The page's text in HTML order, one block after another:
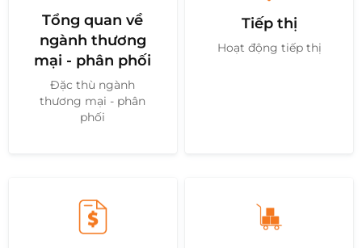
Tổng quan về
ngành thương
mại - phân phối
Đặc thù ngành
thương mại - phân
phối
Tiếp thị
Hoạt động tiếp thị